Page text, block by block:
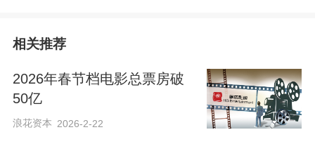
相关推荐
2026年春节档电影总票房破
50亿
浪花资本 2026-2-22